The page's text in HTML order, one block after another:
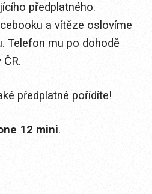
předplatného.
a vítěze oslovíme
Telefon mu po dohodě
předplatné pořídíte!
12 mini.